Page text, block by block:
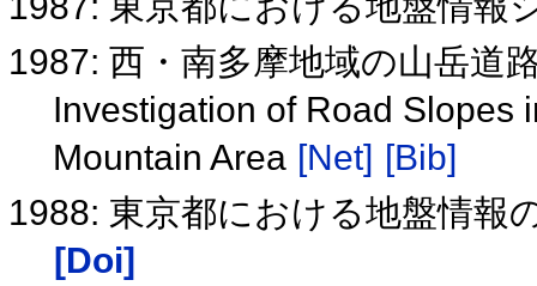
1987: 西・南多摩地域の山岳道
Investigation of Road Slopes
Mountain Area [Net] [Bib]
1988: 東京都における地盤情報
[Doi]